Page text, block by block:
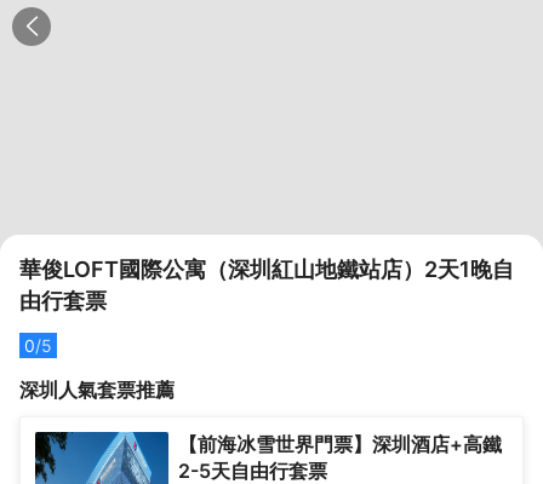
華俊LOFT國際公寓（深圳紅山地鐵站店）2天1晚自
由行套票
0/5
深圳 人氣套票推薦
【前海冰雪世界門票】深圳酒店+高鐵
2-5天自由行套票